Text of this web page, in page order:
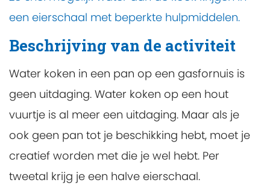
een eierschaal met beperkte hulpmiddelen.
Beschrijving van de activiteit
Water koken in een pan op een gasfornuis is
geen uitdaging. Water koken op een hout
vuurtje is al meer een uitdaging. Maar als je
ook geen pan tot je beschikking hebt, moet je
creatief worden met die je wel hebt. Per
tweetal krijg je een halve eierschaal.